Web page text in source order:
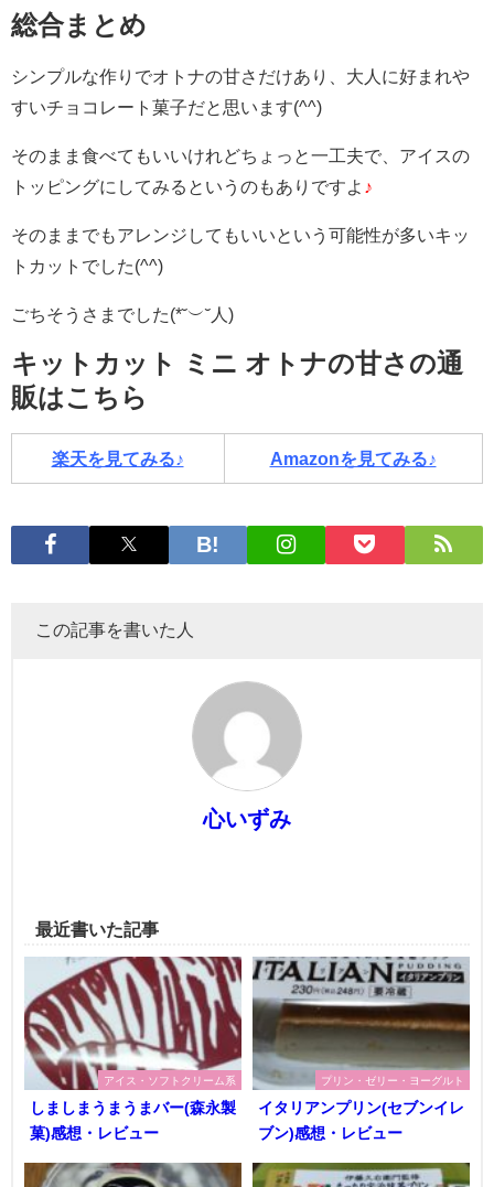
総合まとめ
シンプルな作りでオトナの甘さだけあり、大人に好まれや
すいチョコレート菓子だと思います(^^)
そのまま食べてもいいけれどちょっと一工夫で、アイスの
トッピングにしてみるというのもありですよ ♪
そのままでもアレンジしてもいいという可能性が多いキッ
トカットでした(^^)
ごちそうさまでした(*˘︶˘人)
キットカット ミニ オトナの甘さの通
販はこちら
楽天を見てみる♪ Amazonを見てみる♪
この記事を書いた人
心いずみ
最近書いた記事
アイス・ソフトクリーム系
しましまうまうまバー(森永製
菓)感想・レビュー
プリン・ゼリー・ヨーグルト
イタリアンプリン(セブンイレ
ブン)感想・レビュー